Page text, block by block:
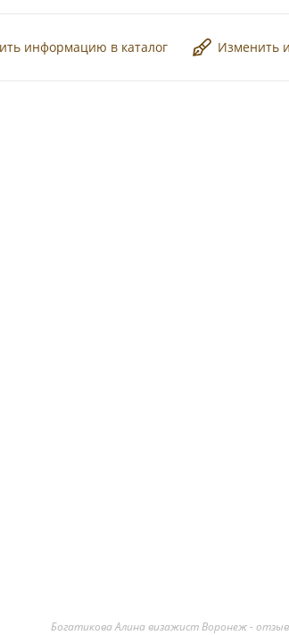
*
информацию в каталог Изменить
Богатикова Алина визажист Воронеж -